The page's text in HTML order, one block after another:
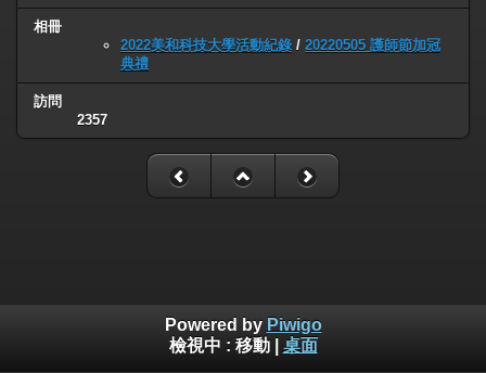
相冊
2022美和科技大學活動紀錄 / 20220505 護師節加冠
典禮
訪問
2357
Powered by Piwigo
檢視中 : 移動| 桌面